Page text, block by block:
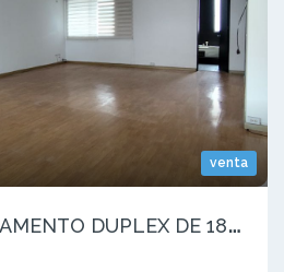
venta
E
N VENTA APARTAMENTO DUPLEX DE 180m² EN PALERMO MANIZALES